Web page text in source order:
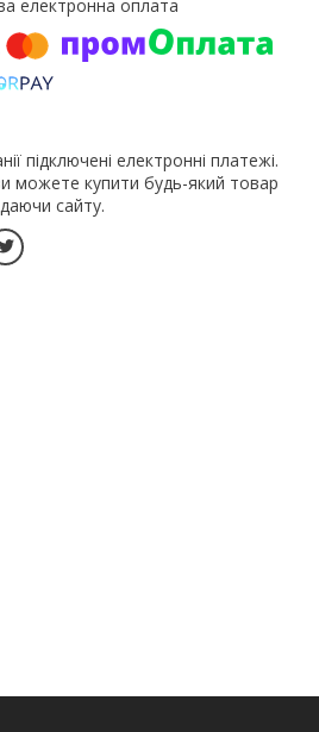
підключені електронні платежі.
можете купити будь-який товар
сайту.